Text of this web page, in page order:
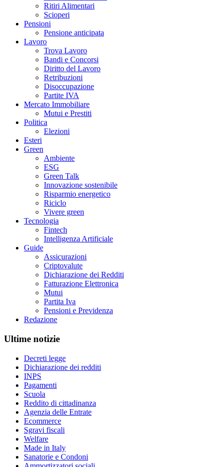
Ritiri Alimentari
Scioperi
Pensioni
Pensione anticipata
Lavoro
Trova Lavoro
Bandi e Concorsi
Diritto del Lavoro
Retribuzioni
Disoccupazione
Partite IVA
Mercato Immobiliare
Mutui e Prestiti
Politica
Elezioni
Esteri
Green
Ambiente
ESG
Green Talk
Innovazione sostenibile
Risparmio energetico
Riciclo
Vivere green
Tecnologia
Fintech
Intelligenza Artificiale
Guide
Assicurazioni
Criptovalute
Dichiarazione dei Redditi
Fatturazione Elettronica
Mutui
Partita Iva
Pensioni e Previdenza
Redazione
Ultime notizie
Decreti legge
Dichiarazione dei redditi
INPS
Pagamenti
Scuola
Reddito di cittadinanza
Agenzia delle Entrate
Ecommerce
Sgravi fiscali
Welfare
Made in Italy
Sanatorie e Condoni